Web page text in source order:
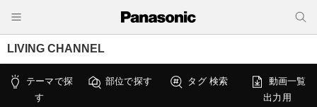
LIVING CHANNEL
テーマで探
す
部位で探す タグ 検索
動画一覧
出力用